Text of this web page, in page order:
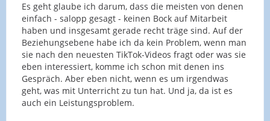
Es geht glaube ich darum, dass die meisten von denen
einfach - salopp gesagt - keinen Bock auf Mitarbeit
haben und insgesamt gerade recht träge sind. Auf der
Beziehungsebene habe ich da kein Problem, wenn man
sie nach den neuesten TikTok-Videos fragt oder was sie
eben interessiert, komme ich schon mit denen ins
Gespräch. Aber eben nicht, wenn es um irgendwas
geht, was mit Unterricht zu tun hat. Und ja, da ist es
auch ein Leistungsproblem.